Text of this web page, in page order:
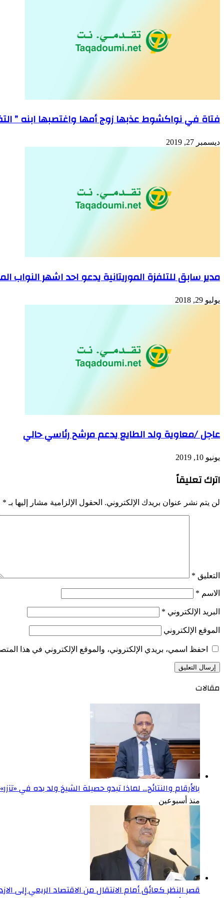
فتاة في نواكشوط عذبها زوج أمها واغتصبها ابنه ”
ديسمبر 27, 2019
مدير سابق للتلفزة الموريتانية يدعو احد اشهر النواب
يوليو 29, 2018
عاجل /معاوية ولد الطايع يدعم مرشح رئاسي حالي
يونيو 10, 2019
اترك تعليقاً
لن يتم نشر عنوان بريدك الإلكتروني. الحقول الإلزامية مشار إليها بـ *
التعليق *
الاسم *
البريد الإلكتروني *
الموقع الإلكتروني
احفظ اسمي، بريدي الإلكتروني، والموقع الإلكتروني في هذا
مقالات
بالأرقام والنتائج… لماذا تبدو حصيلة الشيخ ولد بده في
منذ أسبوعين
قصر النظر كعائق أمام الانتقال من الاقتصاد الريعي إلى